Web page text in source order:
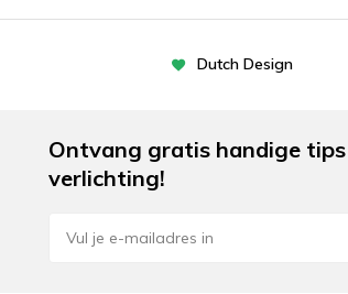
Dutch Design
Ontvang gratis handige
verlichting!